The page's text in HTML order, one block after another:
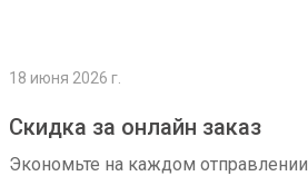
18 июня 2026 г.
Скидка за онлайн заказ
Экономьте на каждом отправлении